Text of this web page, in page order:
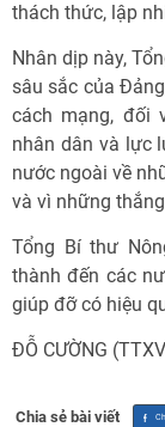
thách thức, lập
Nhân dịp này,
sâu sắc của
cách mạng, đối
nhân dân và lực
nước ngoài về
và vì những
Tổng Bí thư
thành đến các
giúp đỡ có hiệu
ĐỖ CƯỜNG
Chia sẻ bài viết